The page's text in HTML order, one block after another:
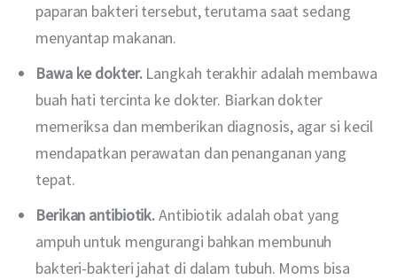
paparan bakteri tersebut, terutama saat sedang
menyantap makanan.
Bawa ke dokter.Langkah terakhir adalah membawa
buah hati tercinta ke dokter. Biarkan dokter
memeriksa dan memberikan diagnosis, agar si kecil
mendapatkan perawatan dan penanganan yang
tepat.
Berikan antibiotik.Antibiotik adalah obat yang
ampuh untuk mengurangi bahkan membunuh
bakteri-bakteri jahat di dalam tubuh. Moms bisa